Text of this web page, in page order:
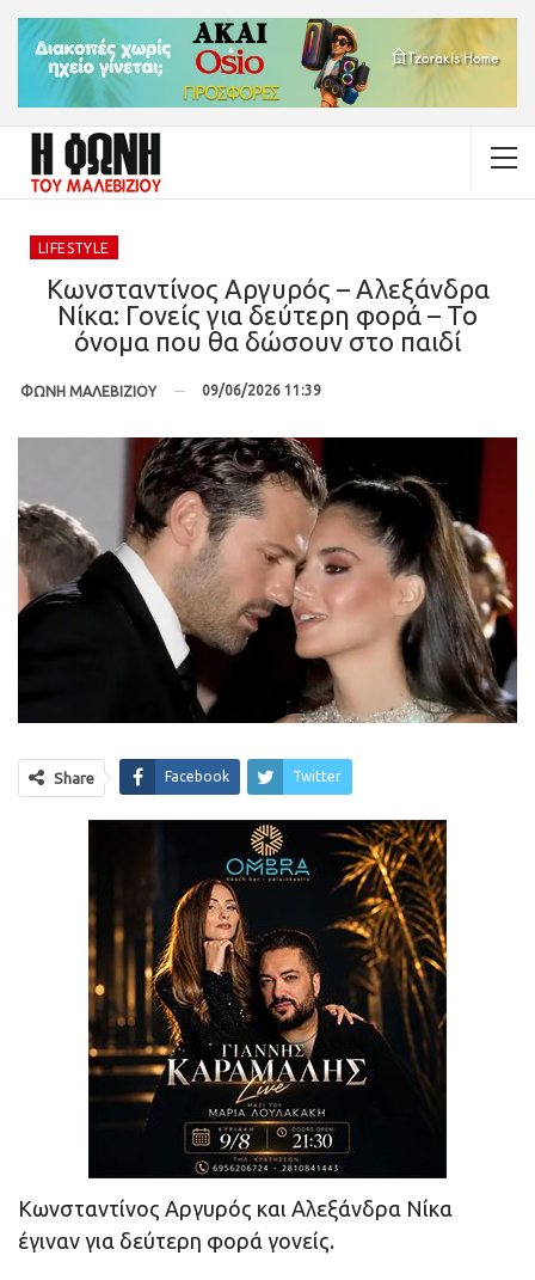
LIFESTYLE
Κωνσταντίνος Αργυρός – Αλεξάνδρα
Νίκα: Γονείς για δεύτερη φορά – Το
όνομα που θα δώσουν στο παιδί
ΦΩΝΗ ΜΑΛΕΒΙΖΙΟΥ 09/06/2026 11:39
Share Facebook Twitter
Κωνσταντίνος Αργυρός και Αλεξάνδρα Νίκα
έγιναν για δεύτερη φορά γονείς.